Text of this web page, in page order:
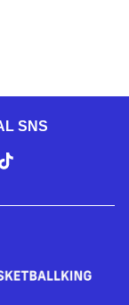
SNS